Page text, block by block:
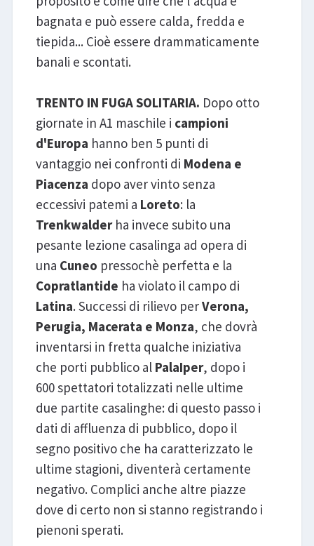
bagnata e può essere calda, fredda e
tiepida... Cioè essere drammaticamente
banali e scontati.
TRENTO IN FUGA SOLITARIA. Dopo otto
giornate in A1 maschile i campioni
d'Europa hanno ben 5 punti di
vantaggio nei confronti di Modena e
Piacenza dopo aver vinto senza
eccessivi patemi a Loreto: la
Trenkwalderha invece subito una
pesante lezione casalinga ad opera di
una Cuneo pressochè perfetta e la
Copratlantide ha violato il campo di
Latina. Successi di rilievo perVerona,
Perugia, Macerata e Monza, che dovrà
inventarsi in fretta qualche iniziativa
che porti pubblico al PalaIper, dopo i
600 spettatori totalizzati nelle ultime
due partite casalinghe: di questo passo i
dati di affluenza di pubblico, dopo il
segno positivo che ha caratterizzato le
ultime stagioni, diventerà certamente
negativo. Complici anche altre piazze
dove di certo non si stanno registrando i
pienoni sperati.